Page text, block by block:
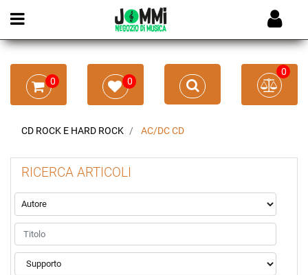
Open menu
0 0
0
CD ROCK E HARD ROCK AC/DC CD
RICERCA ARTICOLI
La modifica di un filtro aggiorna automaticamente gli altri